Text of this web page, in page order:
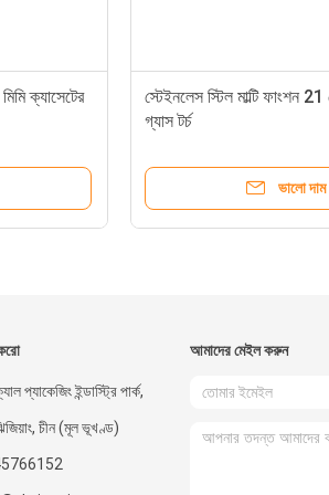
ক্যাসেটের
স্টেইনলেস স্টিল মাল্টি ফাংশন 21
গ্যাস টর্চ
ভালো দাম
প্যাকেজিং ইন্ডাস্ট্রি পার্ক,
চীন (মূল ভূখণ্ড)
আমাদের মেইল ​​করুন